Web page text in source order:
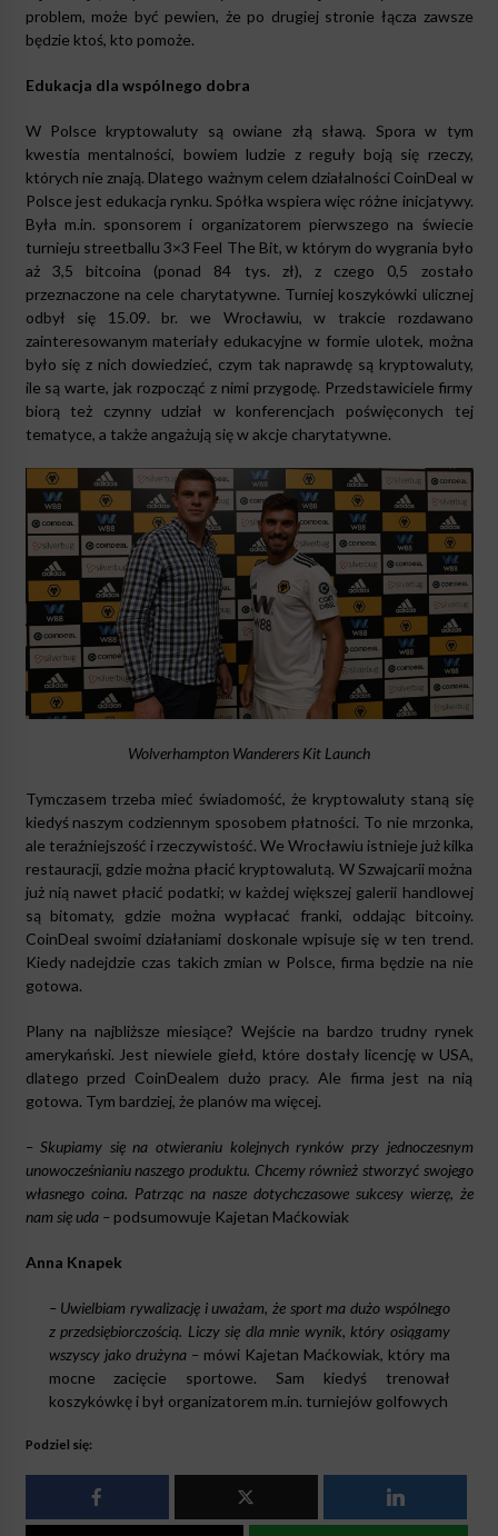
problem, może być pewien, że po drugiej stronie łącza zawsze
będzie ktoś, kto pomoże.
Edukacja dla wspólnego dobra
W Polsce kryptowaluty są owiane złą sławą. Spora w tym
kwestia mentalności, bowiem ludzie z reguły boją się rzeczy,
których nie znają. Dlatego ważnym celem działalności CoinDeal w
Polsce jest edukacja rynku. Spółka wspiera więc różne inicjatywy.
Była m.in. sponsorem i organizatorem pierwszego na świecie
turnieju streetballu 3×3 Feel The Bit, w którym do wygrania było
aż 3,5 bitcoina (ponad 84 tys. zł), z czego 0,5 zostało
przeznaczone na cele charytatywne. Turniej koszykówki ulicznej
odbył się 15.09. br. we Wrocławiu, w trakcie rozdawano
zainteresowanym materiały edukacyjne w formie ulotek, można
było się z nich dowiedzieć, czym tak naprawdę są kryptowaluty,
ile są warte, jak rozpocząć z nimi przygodę. Przedstawiciele firmy
biorą też czynny udział w konferencjach poświęconych tej
tematyce, a także angażują się w akcje charytatywne.
Wolverhampton Wanderers Kit Launch
Tymczasem trzeba mieć świadomość, że kryptowaluty staną się
kiedyś naszym codziennym sposobem płatności. To nie mrzonka,
ale teraźniejszość i rzeczywistość. We Wrocławiu istnieje już kilka
restauracji, gdzie można płacić kryptowalutą. W Szwajcarii można
już nią nawet płacić podatki; w każdej większej galerii handlowej
są bitomaty, gdzie można wypłacać franki, oddając bitcoiny.
CoinDeal swoimi działaniami doskonale wpisuje się w ten trend.
Kiedy nadejdzie czas takich zmian w Polsce, firma będzie na nie
gotowa.
Plany na najbliższe miesiące? Wejście na bardzo trudny rynek
amerykański. Jest niewiele giełd, które dostały licencję w USA,
dlatego przed CoinDealem dużo pracy. Ale firma jest na nią
gotowa. Tym bardziej, że planów ma więcej.
– Skupiamy się na otwieraniu kolejnych rynków przy jednoczesnym
unowocześnianiu naszego produktu. Chcemy również stworzyć swojego
własnego coina. Patrząc na nasze dotychczasowe sukcesy wierzę, że
nam się uda – podsumowuje Kajetan Maćkowiak
Anna Knapek
– Uwielbiam rywalizację i uważam, że sport ma dużo wspólnego
z przedsiębiorczością. Liczy się dla mnie wynik, który osiągamy
wszyscy jako drużyna – mówi Kajetan Maćkowiak, który ma
mocne zacięcie sportowe. Sam kiedyś trenował
koszykówkę i był organizatorem m.in. turniejów golfowych
Podziel się: